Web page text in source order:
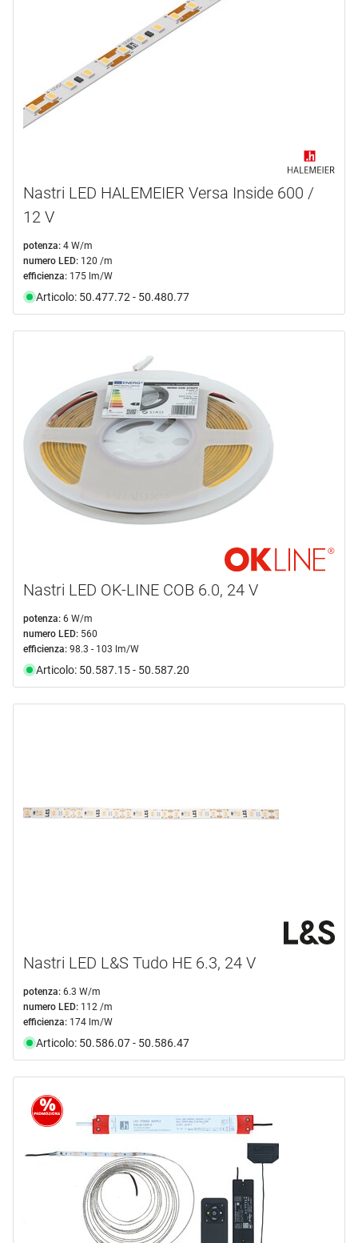
Nastri LED HALEMEIER Versa Inside 600 /
12 V
potenza: 4 W/m
numero LED: 120 /m
efficienza: 175 lm/W
Articolo: 50.477.72 - 50.480.77
Nastri LED OK-LINE COB 6.0, 24 V
potenza: 6 W/m
numero LED: 560
efficienza: 98.3 - 103 lm/W
Articolo: 50.587.15 - 50.587.20
Nastri LED L&S Tudo HE 6.3, 24 V
potenza: 6.3 W/m
numero LED: 112 /m
efficienza: 174 lm/W
Articolo: 50.586.07 - 50.586.47